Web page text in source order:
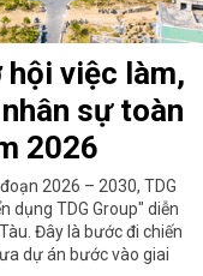
hội việc làm,
sự toàn
2026
2026 – 2030, TDG
dụng TDG Group" diễn
Đây là bước đi chiến
dự án bước vào giai